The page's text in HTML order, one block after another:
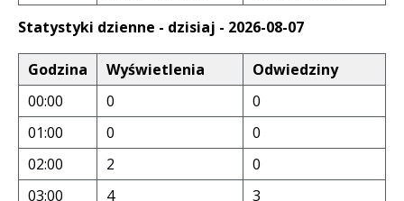
Statystyki dzienne - dzisiaj - 2026-08-07
Godzina Wyświetlenia
Odwiedziny
00:00
0
0
01:00
0
0
02:00
2
0
03:00
4
3